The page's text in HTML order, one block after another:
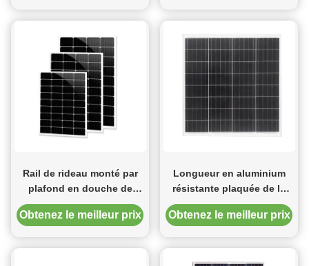
Rail de rideau monté par
plafond en douche de
longueur de l'alliage
d'aluminium 6m dans 4
Obtenez le meilleur prix
Longueur en aluminium
résistante plaquée de la
voie 4.5m de rideau
Obtenez le meilleur prix